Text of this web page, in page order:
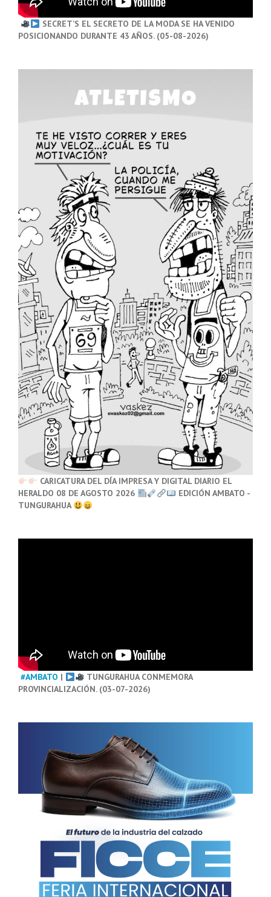
SECRET’S EL SECRETO DE LA MODA SE HA VENIDO
POSICIONANDO DURANTE 43 AÑOS. (05-08-2026)
CARICATURA DEL DÍA IMPRESA Y DIGITAL DIARIO EL
HERALDO 08 DE AGOSTO 2026
EDICIÓN AMBATO -
TUNGURAHUA
#AMBATO |
TUNGURAHUA CONMEMORA
PROVINCIALIZACIÓN. (03-07-2026)